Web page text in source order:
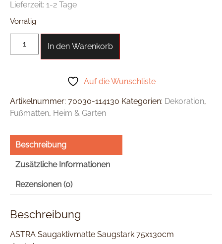
Lieferzeit: 1-2 Tage
Vorrätig
In den Warenkorb
Auf die Wunschliste
Artikelnummer: 70030-114130 Kategorien: Dekoration,
Fußmatten, Heim & Garten
Beschreibung
Zusätzliche Informationen
Rezensionen (0)
Beschreibung
ASTRA Saugaktivmatte Saugstark 75x130cm